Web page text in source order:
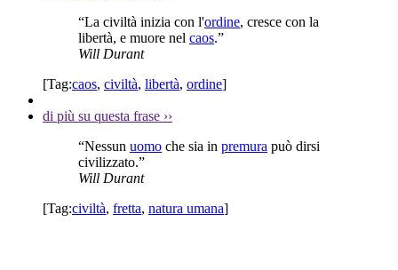
“La civiltà inizia con l'ordine, cresce con la
libertà, e muore nel caos.”
Will Durant
[Tag:caos, civiltà, libertà, ordine]
di più su questa frase ››
“Nessun uomo che sia in premura può dirsi
civilizzato.”
Will Durant
[Tag:civiltà, fretta, natura umana]